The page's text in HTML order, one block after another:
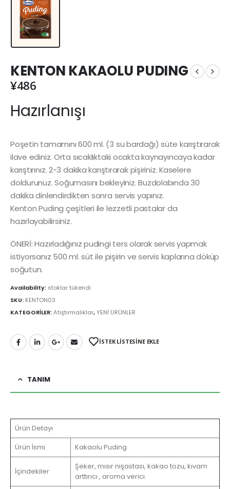
KENTON KAKAOLU PUDING
¥486
Hazırlanışı
Poşetin tamamını 600 ml. (3 su bardağı) süte karıştırarak
ilave ediniz. Orta sıcaklıktaki ocakta kaynayıncaya kadar
karıştırınız. 2-3 dakika karıştırarak pişiriniz. Kaselere
doldurunuz. Soğumasını bekleyiniz. Buzdolabında 30
dakika dinlendirdikten sonra servis yapınız.
Kenton Puding çeşitleri ile lezzetli pastalar da
hazırlayabilirsiniz.
ÖNERİ: Hazırladığınız pudingi ters olarak servis yapmak
istiyorsanız 500 ml. süt ile pişirin ve servis kaplarına döküp
soğutun.
Availability: stoklar tükendi
SKU: KENTON03
KATEGORİLER:Atıştırmalıklar,YENİ ÜRÜNLER
İSTEK LİSTESİNE EKLE
TANIM
Ürün Detayı
Ürün İsmi
Kakaolu Puding
İçindekiler
Şeker, mısır nişastası, kakao tozu, kıvam
arttırıcı , aroma verici.